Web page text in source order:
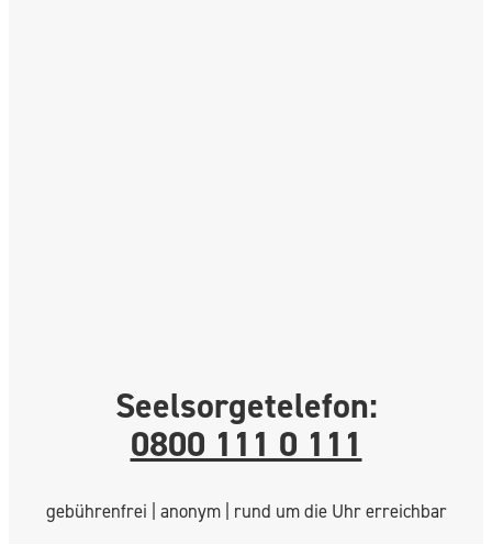
Seelsorgetelefon:
0800 111 0 111
gebührenfrei | anonym | rund um die Uhr erreichbar